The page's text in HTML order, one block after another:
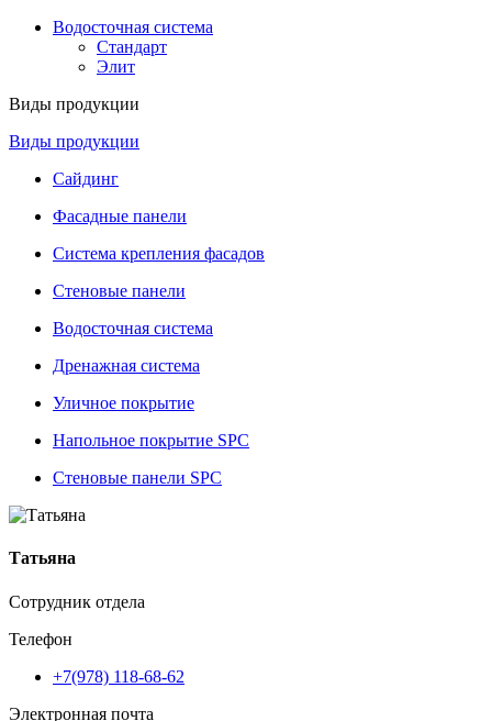
Водосточная система
Стандарт
Элит
Виды продукции
Виды продукции
Сайдинг
Фасадные панели
Система крепления фасадов
Стеновые панели
Водосточная система
Дренажная система
Уличное покрытие
Напольное покрытие SPC
Стеновые панели SPC
Татьяна
Сотрудник отдела
Телефон
+7(978) 118-68-62
Электронная почта